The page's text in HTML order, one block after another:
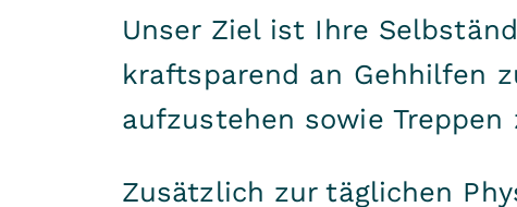
Unser Ziel ist Ihre
kraftsparend an Gehhilfen
aufzustehen sowie Treppen
Zusätzlich zur täglichen